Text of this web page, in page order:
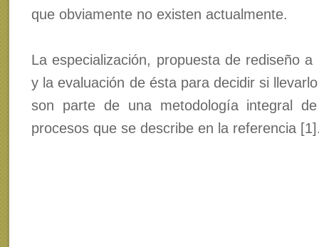
que obviamente no existen actualmente.
La especialización, propuesta de rediseño
y la evaluación de ésta para decidir si
son parte de una metodología integral
procesos que se describe en la referencia